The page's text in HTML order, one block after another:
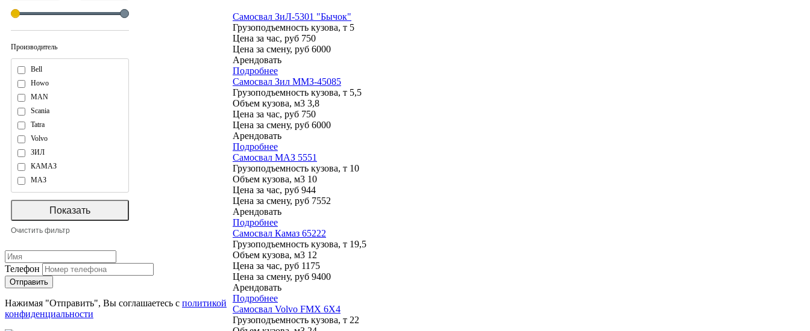
Производитель
Bell
Howo
MAN
Scania
Tatra
Volvo
ЗИЛ
КАМАЗ
МАЗ
Самосвал ЗиЛ-5301 "Бычок"
Грузоподъемность кузова, т 5
Цена за час, руб 750
Цена за смену, руб 6000
Арендовать
Подробнее
Самосвал Зил ММЗ-45085
Грузоподъемность кузова, т 5,5
Объем кузова, м3 3,8
Цена за час, руб 750
Цена за смену, руб 6000
Арендовать
Подробнее
Самосвал МАЗ 5551
Грузоподъемность кузова, т 10
Объем кузова, м3 10
Цена за час, руб 944
Цена за смену, руб 7552
Арендовать
Подробнее
Самосвал Камаз 65222
Грузоподъемность кузова, т 19,5
Объем кузова, м3 12
Цена за час, руб 1175
Цена за смену, руб 9400
Арендовать
Подробнее
Самосвал Volvo FMX 6X4
Грузоподъемность кузова, т 22
Телефон
Нажимая "Отправить", Вы соглашаетесь с политикой
конфиденциальности